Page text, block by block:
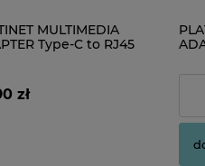
MULTIMEDIA
Type-C to RJ45
zł